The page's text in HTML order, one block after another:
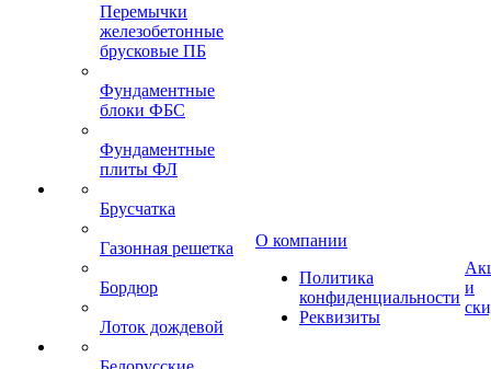
Перемычки
железобетонные
брусковые ПБ
Фундаментные
блоки ФБС
Фундаментные
плиты ФЛ
Брусчатка
Газонная решетка
Бордюр
Лоток дождевой
О компании
Политика
конфиденциальности
Реквизиты
и